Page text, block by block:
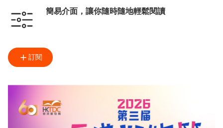
簡易介面，讓你隨時隨地輕鬆閱讀
訂閱